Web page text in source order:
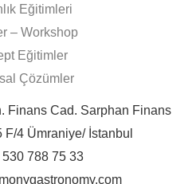
Eğitimleri
– Workshop
Eğitimler
Çözümler
Finans Cad. Sarphan Finans
F/4 Ümraniye/ İstanbul
530 788 75 33